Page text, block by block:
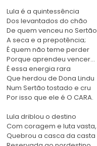
Lula é a quintessência
Dos levantados do chão
De quem venceu no Sertão
A seca e a prepotência;
É quem não teme perder
Porque aprendeu vencer…
É essa energia rara
Que herdou de Dona Lindu
Num Sertão tostado e cru
Por isso que ele é O CARA.
Lula driblou o destino
Com coragem e luta vasta,
Quebrou a casca da casta